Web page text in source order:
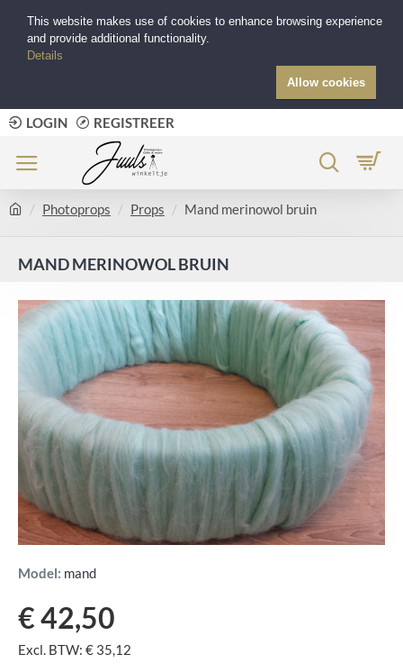
LOGIN REGISTREER
Photoprops Props Mand merinowol bruin
MAND MERINOWOL BRUIN
Model: mand
€ 42,50
Excl. BTW: € 35,12
This website makes use of cookies to enhance browsing experience
and provide additional functionality.
Details
Allow cookies